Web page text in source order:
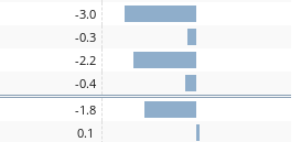
-3.0
-0.3
-2.2
-0.4
-1.8
0.1